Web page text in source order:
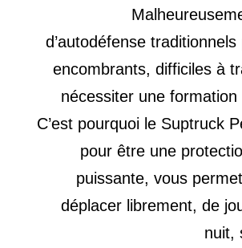
d’autodéfense
encombrants, difficiles à
nécessiter une formation
C’est pourquoi le Suptruck
pour être une
puissante, vous
déplacer librement, de
nuit,